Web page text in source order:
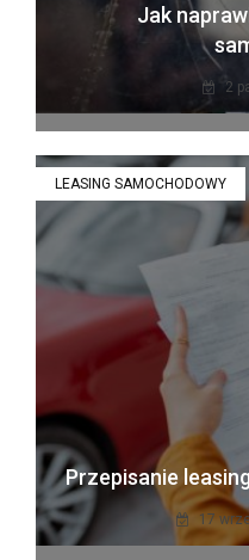
Jak
2
LEASING SAMOCHODOWY
Przepisanie
17